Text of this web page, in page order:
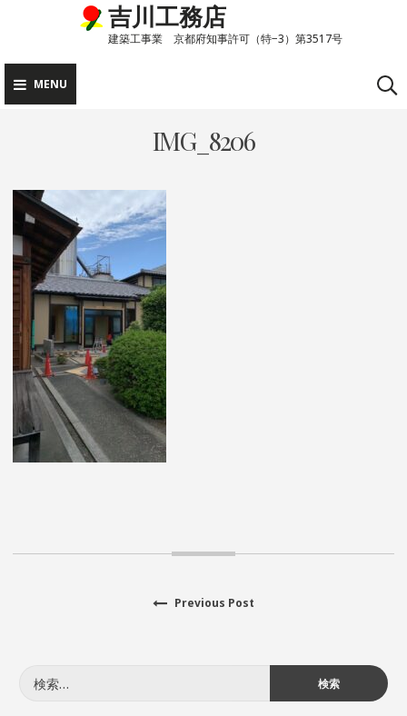
content
吉川工務店
建築工事業 京都府知事許可（特−3）第3517号
MENU
IMG_8206
Previous Post
索: